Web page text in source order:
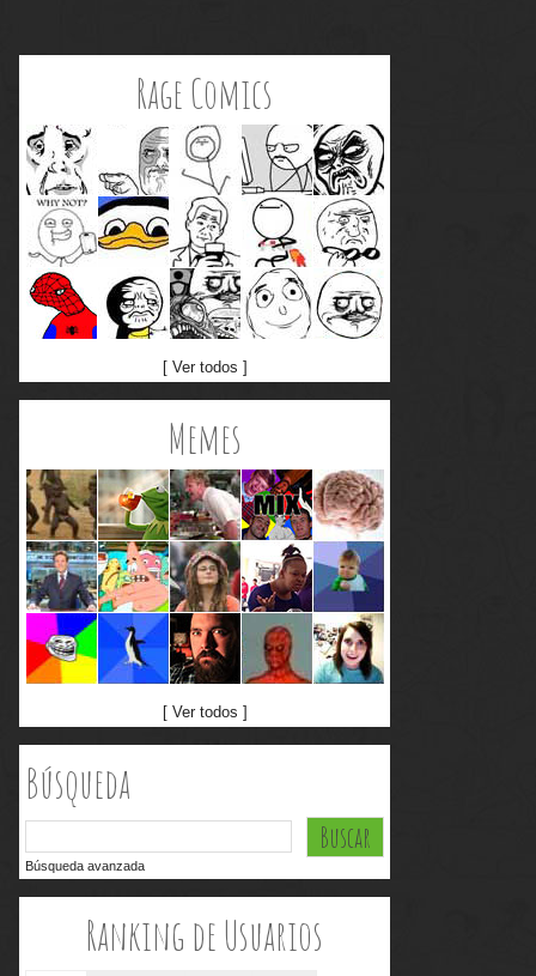
Rage Comics
[ Ver todos ]
Memes
[ Ver todos ]
Búsqueda
Búsqueda avanzada
Ranking de Usuarios